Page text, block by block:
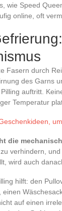
wie Speed
online, oft
Fasern durch
des Garns
auftritt.
Temperatur
die
verhindern,
wird auch
hilft: den
auf einen